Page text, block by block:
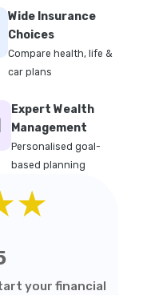
Wide Insurance
Choices
Compare health, life &
car plans
Expert Wealth
Management
Personalised goal-
based planning
your financial